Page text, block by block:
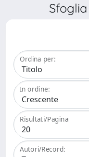
Ordina per:
In ordine:
Risultati/Pagina
Autori/Record: